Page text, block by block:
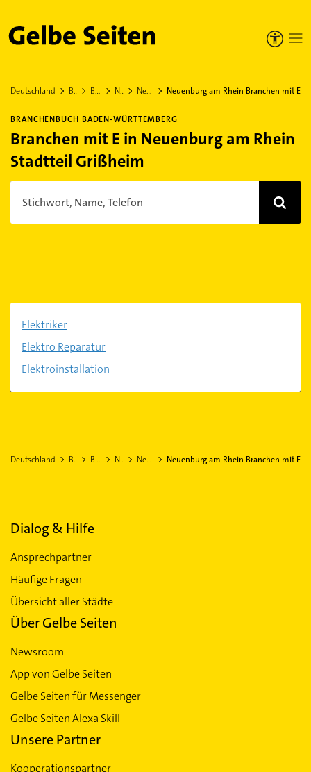
Gelbe Seiten
Deutschland Baden-Württemberg Breisgau-Hochschwarzwald Neuenburg am Rhein Neuenburg am Rhein Stadtteil Grißheim Neuenburg am Rhein Branchen mit E
BRANCHENBUCH BADEN-WÜRTTEMBERG
Branchen mit E in Neuenburg am Rhein
Stadtteil Grißheim
Stichwort, Name, Telefon
Elektriker
Elektro Reparatur
Elektroinstallation
Deutschland Baden-Württemberg Breisgau-Hochschwarzwald Neuenburg am Rhein Neuenburg am Rhein Stadtteil Grißheim Neuenburg am Rhein Branchen mit E
Dialog & Hilfe
Ansprechpartner
Häufige Fragen
Übersicht aller Städte
Über Gelbe Seiten
Newsroom
App von Gelbe Seiten
Gelbe Seiten für Messenger
Gelbe Seiten Alexa Skill
Unsere Partner
Kooperationspartner